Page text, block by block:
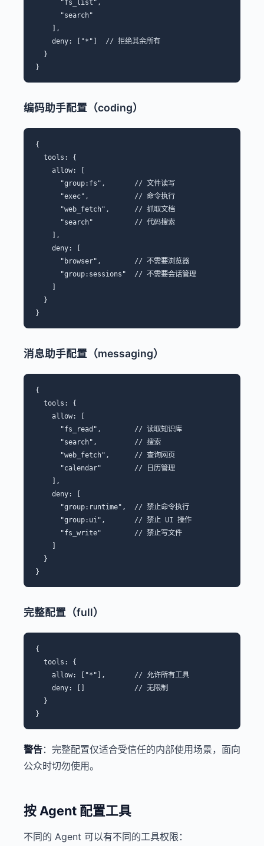
      "fs_list",
      "search"
    ],
    deny: ["*"]  // 拒绝其余所有
  }
编码助手配置（coding）
{
  tools: {
    allow: [
      "group:fs",       // 文件读写
      "exec",           // 命令执行
      "web_fetch",      // 抓取文档
      "search"          // 代码搜索
    ],
    deny: [
      "browser",        // 不需要浏览器
      "group:sessions"  // 不需要会话管理
    ]
  }
消息助手配置（messaging）
{
  tools: {
    allow: [
      "fs_read",        // 读取知识库
      "search",         // 搜索
      "web_fetch",      // 查询网页
      "calendar"        // 日历管理
    ],
    deny: [
      "group:runtime",  // 禁止命令执行
      "group:ui",       // 禁止 UI 操作
      "fs_write"        // 禁止写文件
    ]
  }
完整配置（full）
{
  tools: {
    allow: ["*"],       // 允许所有工具
    deny: []            // 无限制
  }
警告：完整配置仅适合受信任的内部使用场景，面向
公众时切勿使用。
按 Agent 配置工具
不同的 Agent 可以有不同的工具权限：